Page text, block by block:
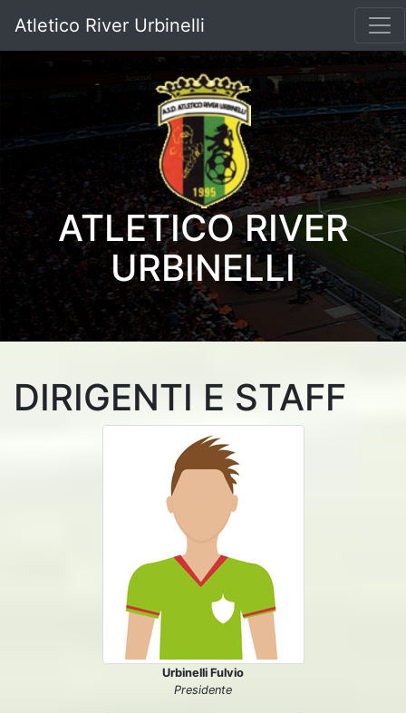
Atletico River Urbinelli
ATLETICO RIVER
URBINELLI
DIRIGENTI E STAFF
Urbinelli Fulvio
Presidente